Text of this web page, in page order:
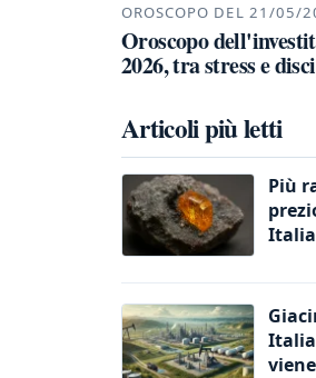
OROSCOPO DEL 21/05/
Oroscopo
2026, tra stress e
Articoli più letti
Più
Italia